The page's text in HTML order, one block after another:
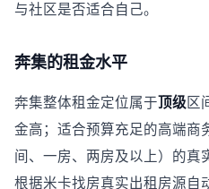
与社区是否适合自己。
奔集的租金水平
奔集整体租金定位属于顶级区
金高；适合预算充足的高端商
间、一房、两房及以上）的真
根据米卡找房真实出租房源